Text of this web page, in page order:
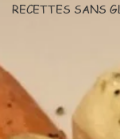
RECETTES SANS